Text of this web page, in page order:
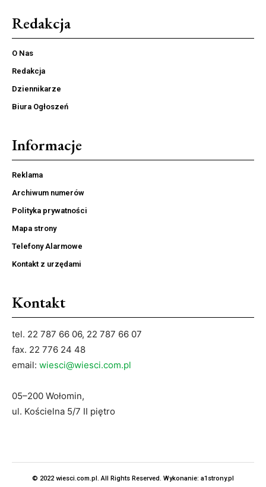
Redakcja
O Nas
Redakcja
Dziennikarze
Biura Ogłoszeń
Informacje
Reklama
Archiwum numerów
Polityka prywatności
Mapa strony
Telefony Alarmowe
Kontakt z urzędami
Kontakt
tel. 22 787 66 06, 22 787 66 07
fax. 22 776 24 48
email: wiesci@wiesci.com.pl
05–200 Wołomin,
ul. Kościelna 5/7 II piętro
© 2022 wiesci.com.pl. All Rights Reserved. Wykonanie: a1strony.pl